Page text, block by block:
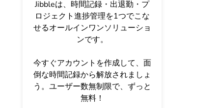
Jibbleは、時間記録・出退勤・プ
ロジェクト進捗管理を1つでこな
せるオールインワンソリューショ
ンです。
今すぐアカウントを作成して、面
倒な時間記録から解放されましょ
う。ユーザー数無制限で、ずっと
無料！